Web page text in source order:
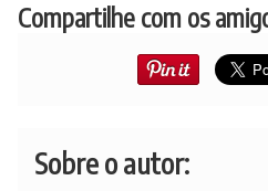
Compartilhe com os
Sobre o autor: